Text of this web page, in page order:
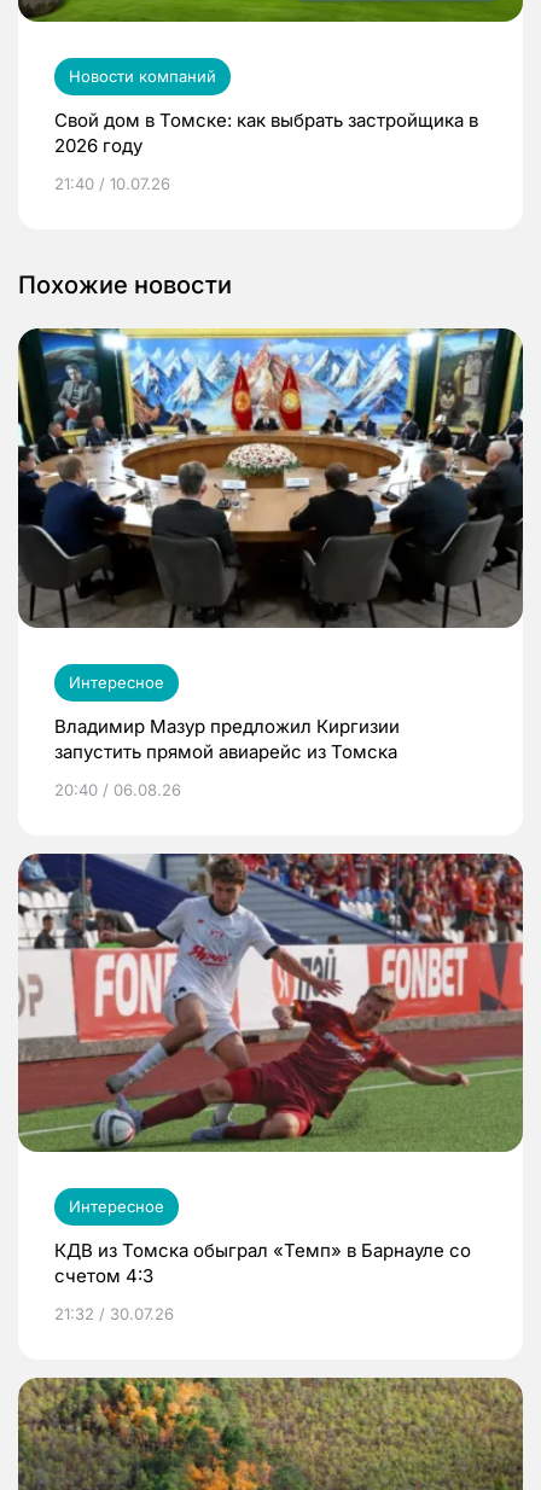
Новости компаний
Свой дом в Томске: как выбрать застройщика в
2026 году
21:40 / 10.07.26
Похожие новости
Интересное
Владимир Мазур предложил Киргизии
запустить прямой авиарейс из Томска
20:40 / 06.08.26
Интересное
КДВ из Томска обыграл «Темп» в Барнауле со
счетом 4:3
21:32 / 30.07.26